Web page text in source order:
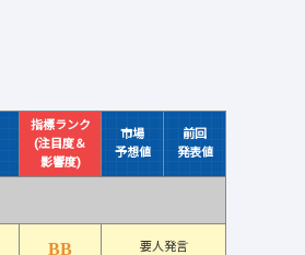
指標ランク
(注目度＆
影響度)
市場
予想値
前回
発表値
要人発言